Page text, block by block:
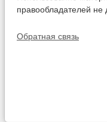
правообладателей не
Обратная связь